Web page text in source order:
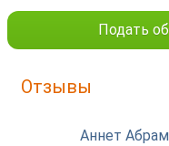
Подать
Отзывы
Аннет